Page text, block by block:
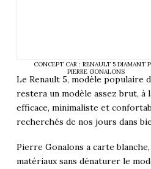
CONCEPT CAR : RENAULT 5 DIAMANT
PIERRE GONALONS
Le Renault 5, modèle populaire
restera un modèle assez brut, à
efficace, minimaliste et
recherchés de nos jours dans
Pierre Gonalons a carte blanche,
matériaux sans dénaturer le